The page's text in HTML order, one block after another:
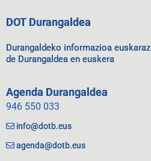
DOT Durangaldea
Durangaldeko informazioa
de Durangaldea en euskera
Agenda Durangaldea
946 550 033
info@dotb.eus
agenda@dotb.eus